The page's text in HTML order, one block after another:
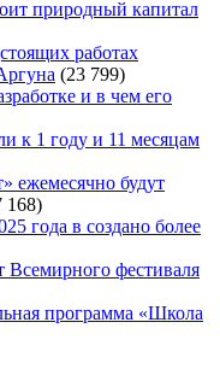
природный капитал
работах
(23 799)
и в чем его
к 1 году и 11 месяцам
ежемесячно будут
168)
года в создано более
Всемирного фестиваля
программа «Школа